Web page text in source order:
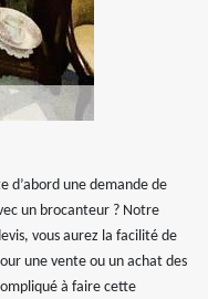
d’abord une demande de
un brocanteur ? Notre
vous aurez la facilité de
une vente ou un achat des
à faire cette